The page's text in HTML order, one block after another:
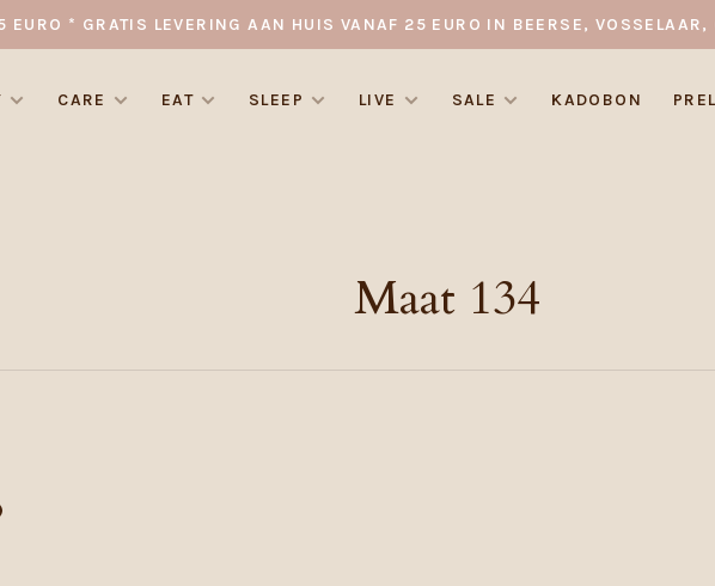
* GRATIS LEVERING AAN HUIS VANAF 25 EURO IN BEERSE,
CARE EAT SLEEP LIVE SALE KADOBON
Maat 134